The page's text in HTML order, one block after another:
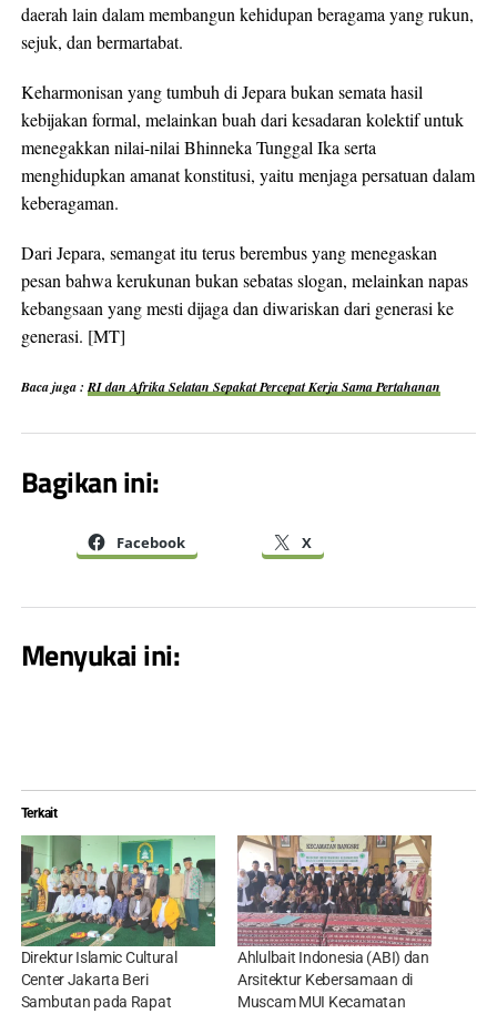
daerah lain dalam membangun kehidupan beragama yang rukun,
sejuk, dan bermartabat.
Keharmonisan yang tumbuh di Jepara bukan semata hasil
kebijakan formal, melainkan buah dari kesadaran kolektif untuk
menegakkan nilai-nilai Bhinneka Tunggal Ika serta
menghidupkan amanat konstitusi, yaitu menjaga persatuan dalam
keberagaman.
Dari Jepara, semangat itu terus berembus yang menegaskan
pesan bahwa kerukunan bukan sebatas slogan, melainkan napas
kebangsaan yang mesti dijaga dan diwariskan dari generasi ke
generasi. [MT]
Baca juga :RI dan Afrika Selatan Sepakat Percepat Kerja Sama Pertahanan
Bagikan ini:
Facebook X
Menyukai ini:
Terkait
Direktur Islamic Cultural
Center Jakarta Beri
Sambutan pada Rapat
Ahlulbait Indonesia (ABI) dan
Arsitektur Kebersamaan di
Muscam MUI Kecamatan